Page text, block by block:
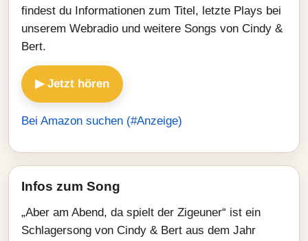
findest du Informationen zum Titel, letzte Plays bei
unserem Webradio und weitere Songs von Cindy &
Bert.
▶ Jetzt hören
Bei Amazon suchen (#Anzeige)
Infos zum Song
„Aber am Abend, da spielt der Zigeuner“ ist ein
Schlagersong von Cindy & Bert aus dem Jahr